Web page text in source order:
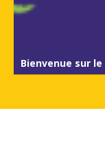
Bienvenue sur le